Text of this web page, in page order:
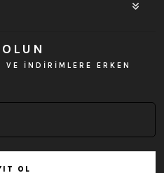
İNDİRİMLERE ERKEN
OL